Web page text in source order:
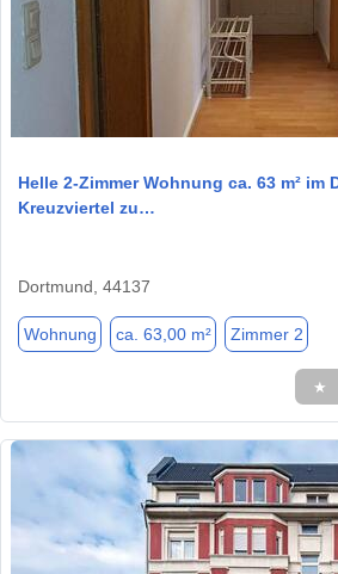
Helle 2-Zimmer Wohnung ca. 63 m² im
Kreuzviertel zu…
Dortmund, 44137
Wohnung ca. 63,00 m² Zimmer 2
★